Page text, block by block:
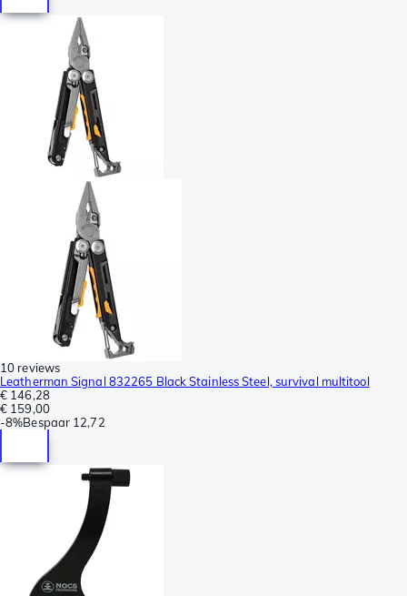
10 reviews
Leatherman Signal 832265 Black Stainless Steel, survival multitool
€ 146,28
€ 159,00
-8%Bespaar 12,72